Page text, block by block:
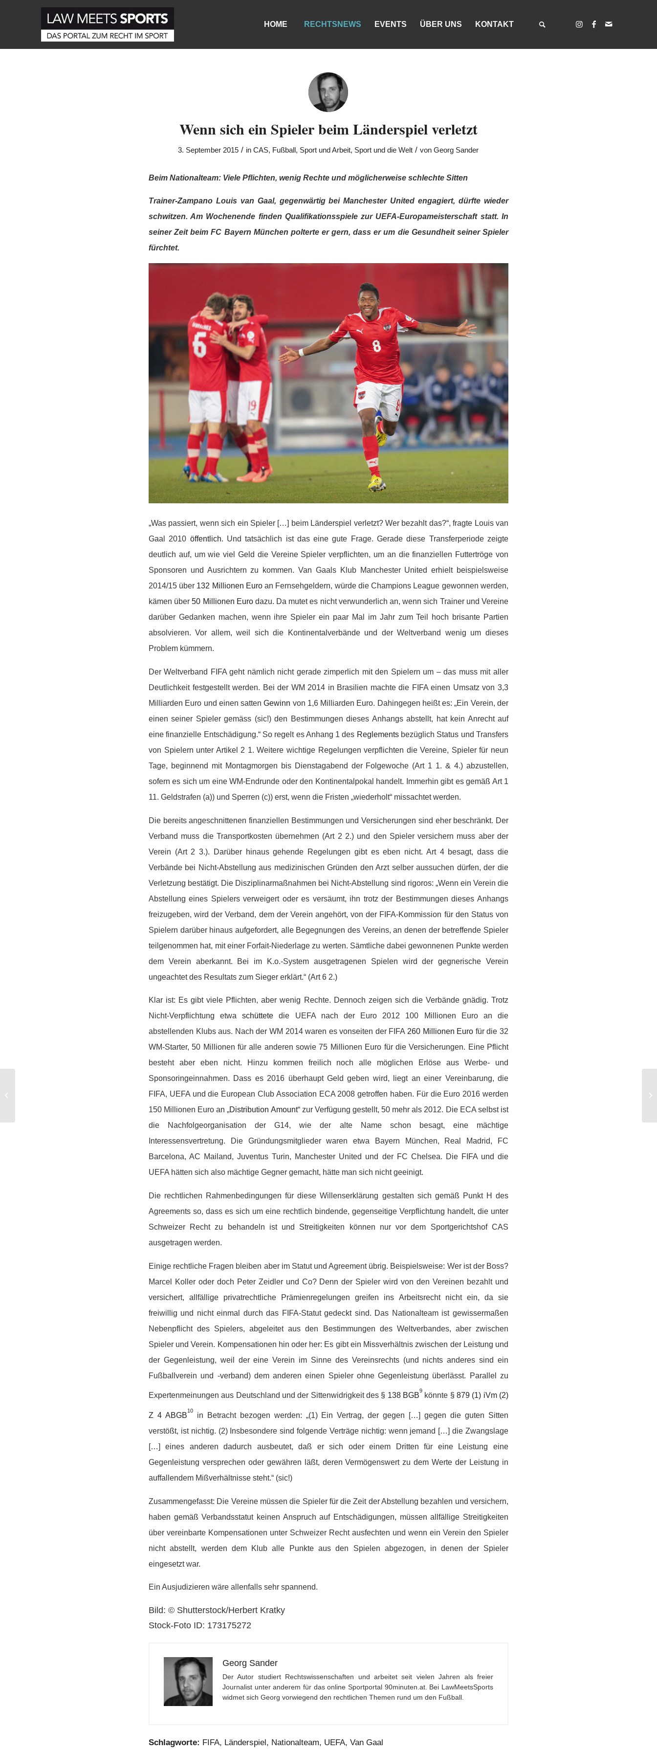
HOME RECHTSNEWS EVENTS ÜBER UNS KONTAKT
Wenn sich ein Spieler beim Länderspiel verletzt
3. September 2015 / inCAS, Fußball , Sport und Arbeit, Sport und die Welt / vonGeorg Sander
Beim Nationalteam: Viele Pflichten, wenig Rechte und möglicherweise schlechte Sitten
Trainer-Zampano Louis van Gaal, gegenwärtig bei Manchester United engagiert, dürfte wieder
schwitzen. Am Wochenende finden Qualifikationsspiele zur UEFA-Europameisterschaft statt. In
seiner Zeit beim FC Bayern München polterte er gern, dass er um die Gesundheit seiner Spieler
fürchtet.
„Was passiert, wenn sich ein Spieler […] beim Länderspiel verletzt? Wer bezahlt das?“, fragte Louis van
Gaal 2010 öffentlich. Und tatsächlich ist das eine gute Frage. Gerade diese Transferperiode zeigte
deutlich auf, um wie viel Geld die Vereine Spieler verpflichten, um an die finanziellen Futtertröge von
Sponsoren und Ausrichtern zu kommen. Van Gaals Klub Manchester United erhielt beispielsweise
2014/15 über 132 Millionen Euroan Fernsehgeldern, würde die Champions League gewonnen werden,
kämen über50 Millionen Eurodazu. Da mutet es nicht verwunderlich an, wenn sich Trainer und Vereine
darüber Gedanken machen, wenn ihre Spieler ein paar Mal im Jahr zum Teil hoch brisante Partien
absolvieren. Vor allem, weil sich die Kontinentalverbände und der Weltverband wenig um dieses
Problem kümmern.
Der Weltverband FIFA geht nämlich nicht gerade zimperlich mit den Spielern um – das muss mit aller
Deutlichkeit festgestellt werden. Bei der WM 2014 in Brasilien machte die FIFA einen Umsatz von 3,3
Milliarden Euro und einen sattenGewinn von 1,6 Milliarden Euro. Dahingegen heißt es: „Ein Verein, der
einen seiner Spieler gemäss (sic!) den Bestimmungen dieses Anhangs abstellt, hat kein Anrecht auf
eine finanzielle Entschädigung.“ So regelt es Anhang 1 des Reglements bezüglich Status und Transfers
von Spielern unter Artikel 2 1. Weitere wichtige Regelungen verpflichten die Vereine, Spieler für neun
Tage, beginnend mit Montagmorgen bis Dienstagabend der Folgewoche (Art 1 1. & 4.) abzustellen,
sofern es sich um eine WM-Endrunde oder den Kontinentalpokal handelt. Immerhin gibt es gemäß Art 1
11. Geldstrafen (a)) und Sperren (c)) erst, wenn die Fristen „wiederholt“ missachtet werden.
Die bereits angeschnittenen finanziellen Bestimmungen und Versicherungen sind eher beschränkt. Der
Verband muss die Transportkosten übernehmen (Art 2 2.) und den Spieler versichern muss aber der
Verein (Art 2 3.). Darüber hinaus gehende Regelungen gibt es eben nicht. Art 4 besagt, dass die
Verbände bei Nicht-Abstellung aus medizinischen Gründen den Arzt selber aussuchen dürfen, der die
Verletzung bestätigt. Die Disziplinarmaßnahmen bei Nicht-Abstellung sind rigoros: „Wenn ein Verein die
Abstellung eines Spielers verweigert oder es versäumt, ihn trotz der Bestimmungen dieses Anhangs
freizugeben, wird der Verband, dem der Verein angehört, von der FIFA-Kommission für den Status von
Spielern darüber hinaus aufgefordert, alle Begegnungen des Vereins, an denen der betreffende Spieler
teilgenommen hat, mit einer Forfait-Niederlage zu werten. Sämtliche dabei gewonnenen Punkte werden
dem Verein aberkannt. Bei im K.o.-System ausgetragenen Spielen wird der gegnerische Verein
ungeachtet des Resultats zum Sieger erklärt.“ (Art 6 2.)
Klar ist: Es gibt viele Pflichten, aber wenig Rechte. Dennoch zeigen sich die Verbände gnädig. Trotz
Nicht-Verpflichtung etwaschüttetedie UEFA nach der Euro 2012 100 Millionen Euro an die
abstellenden Klubs aus. Nach der WM 2014 waren es vonseiten der FIFA 260 Millionen Euro für die 32
WM-Starter, 50 Millionen für alle anderen sowie 75 Millionen Euro für die Versicherungen. Eine Pflicht
besteht aber eben nicht. Hinzu kommen freilich noch alle möglichen Erlöse aus Werbe- und
Sponsoringeinnahmen. Dass es 2016 überhaupt Geld geben wird, liegt an einer Vereinbarung, die
FIFA, UEFA und die European Club Association ECA 2008 getroffen haben. Für die Euro 2016 werden
150 Millionen Euro an „Distribution Amount“ zur Verfügung gestellt, 50 mehr als 2012. Die ECA selbst ist
die Nachfolgeorganisation der G14, wie der alte Name schon besagt, eine mächtige
Interessensvertretung. Die Gründungsmitglieder waren etwa Bayern München, Real Madrid, FC
Barcelona, AC Mailand, Juventus Turin, Manchester United und der FC Chelsea. Die FIFA und die
UEFA hätten sich also mächtige Gegner gemacht, hätte man sich nicht geeinigt.
Die rechtlichen Rahmenbedingungen für diese Willenserklärung gestalten sich gemäß Punkt H des
Agreements so, dass es sich um eine rechtlich bindende, gegenseitige Verpflichtung handelt, die unter
Schweizer Recht zu behandeln ist und Streitigkeiten können nur vor dem Sportgerichtshof CAS
ausgetragen werden.
Einige rechtliche Fragen bleiben aber im Statut und Agreement übrig. Beispielsweise: Wer ist der Boss?
Marcel Koller oder doch Peter Zeidler und Co? Denn der Spieler wird von den Vereinen bezahlt und
versichert, allfällige privatrechtliche Prämienregelungen greifen ins Arbeitsrecht nicht ein, da sie
freiwillig und nicht einmal durch das FIFA-Statut gedeckt sind. Das Nationalteam ist gewissermaßen
Nebenpflicht des Spielers, abgeleitet aus den Bestimmungen des Weltverbandes, aber zwischen
Spieler und Verein. Kompensationen hin oder her: Es gibt ein Missverhältnis zwischen der Leistung und
der Gegenleistung, weil der eine Verein im Sinne des Vereinsrechts (und nichts anderes sind ein
Fußballverein und -verband) dem anderen einen Spieler ohne Gegenleistung überlässt. Parallel zu
Expertenmeinungen aus Deutschland und der Sittenwidrigkeit des § 138 BGB
9
könnte § 879 (1) iVm (2)
Z 4 ABGB
10
in Betracht bezogen werden: „(1) Ein Vertrag, der gegen […] gegen die guten Sitten
verstößt, ist nichtig. (2) Insbesondere sind folgende Verträge nichtig: wenn jemand […] die Zwangslage
[…] eines anderen dadurch ausbeutet, daß er sich oder einem Dritten für eine Leistung eine
Gegenleistung versprechen oder gewähren läßt, deren Vermögenswert zu dem Werte der Leistung in
auffallendem Mißverhältnisse steht.“ (sic!)
Zusammengefasst: Die Vereine müssen die Spieler für die Zeit der Abstellung bezahlen und versichern,
haben gemäß Verbandsstatut keinen Anspruch auf Entschädigungen, müssen allfällige Streitigkeiten
über vereinbarte Kompensationen unter Schweizer Recht ausfechten und wenn ein Verein den Spieler
nicht abstellt, werden dem Klub alle Punkte aus den Spielen abgezogen, in denen der Spieler
eingesetzt war.
Ein Ausjudizieren wäre allenfalls sehr spannend.
Bild: © Shutterstock/Herbert Kratky
Stock-Foto ID: 173175272
Georg Sander
Der Autor studiert Rechtswissenschaften und arbeitet seit vielen Jahren als freier
Journalist unter anderem für das online Sportportal 90minuten.at. Bei LawMeetsSports
widmet sich Georg vorwiegend den rechtlichen Themen rund um den Fußball.
Schlagworte: FIFA, Länderspiel, Nationalteam, UEFA, Van Gaal